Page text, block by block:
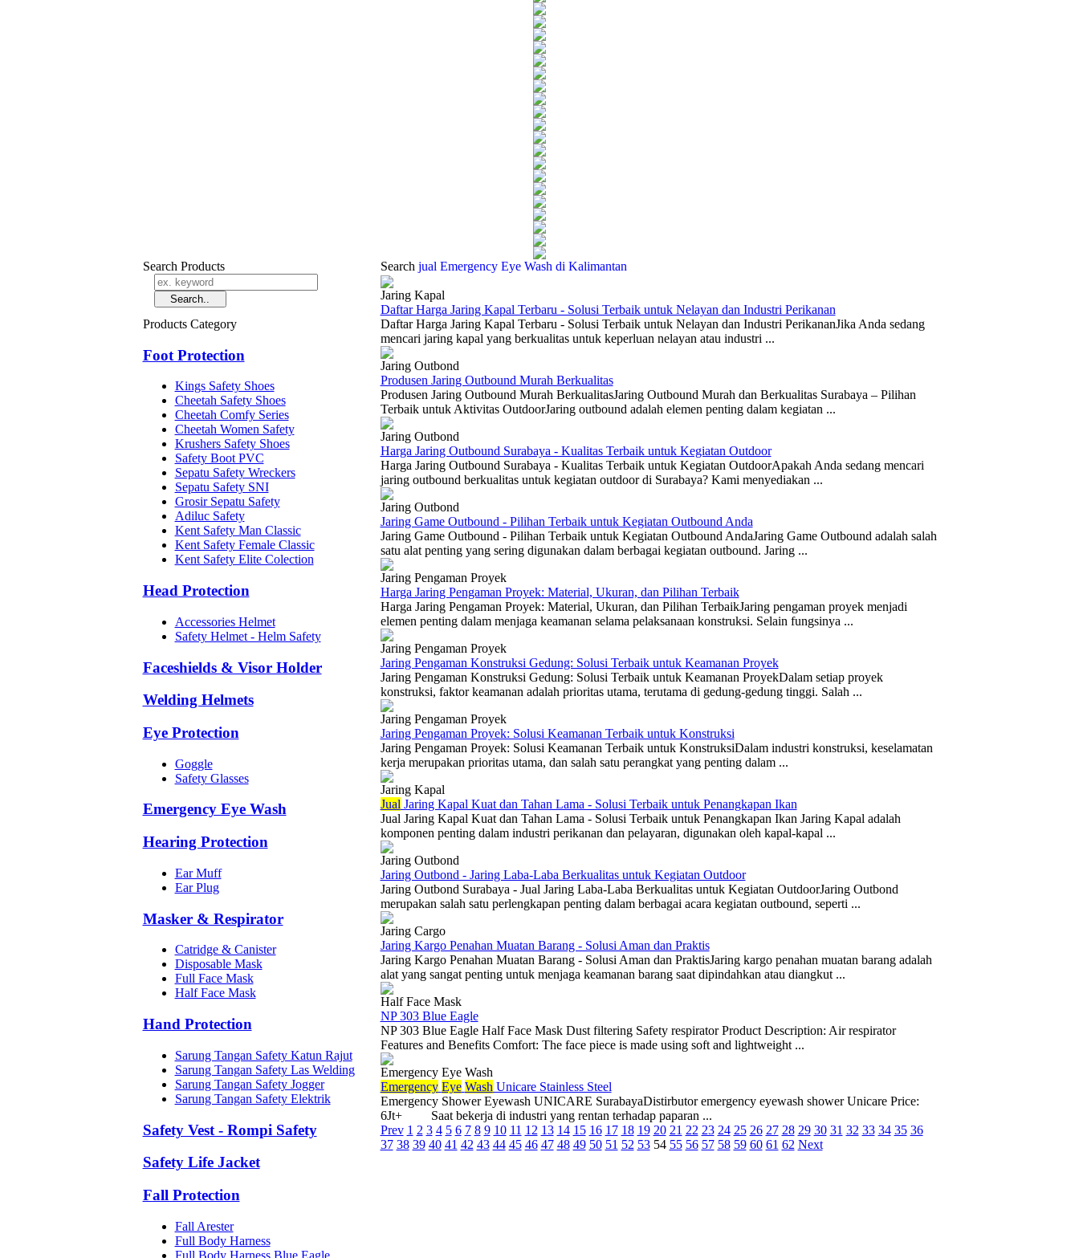
Search Products
Products Category
Foot Protection
Kings Safety Shoes
Cheetah Safety Shoes
Cheetah Comfy Series
Cheetah Women Safety
Krushers Safety Shoes
Safety Boot PVC
Sepatu Safety Wreckers
Sepatu Safety SNI
Grosir Sepatu Safety
Adiluc Safety
Kent Safety Man Classic
Kent Safety Female Classic
Kent Safety Elite Colection
Head Protection
Accessories Helmet
Safety Helmet - Helm Safety
Faceshields & Visor Holder
Welding Helmets
Eye Protection
Goggle
Safety Glasses
Emergency Eye Wash
Hearing Protection
Ear Muff
Ear Plug
Masker & Respirator
Catridge & Canister
Disposable Mask
Full Face Mask
Half Face Mask
Hand Protection
Sarung Tangan Safety Katun Rajut
Sarung Tangan Safety Las Welding
Sarung Tangan Safety Jogger
Sarung Tangan Safety Elektrik
Safety Vest - Rompi Safety
Safety Life Jacket
Fall Protection
Fall Arester
Full Body Harness
Full Body Harness Blue Eagle
Search jual Emergency Eye Wash di Kalimantan
Jaring Kapal
Daftar Harga Jaring Kapal Terbaru - Solusi Terbaik untuk Nelayan dan Industri Perikanan
Daftar Harga Jaring Kapal Terbaru - Solusi Terbaik untuk Nelayan dan Industri PerikananJika Anda sedang
mencari jaring kapal yang berkualitas untuk keperluan nelayan atau industri ...
Jaring Outbond
Produsen Jaring Outbound Murah Berkualitas
Produsen Jaring Outbound Murah BerkualitasJaring Outbound Murah dan Berkualitas Surabaya – Pilihan
Terbaik untuk Aktivitas OutdoorJaring outbound adalah elemen penting dalam kegiatan ...
Jaring Outbond
Harga Jaring Outbound Surabaya - Kualitas Terbaik untuk Kegiatan Outdoor
Harga Jaring Outbound Surabaya - Kualitas Terbaik untuk Kegiatan OutdoorApakah Anda sedang mencari
jaring outbound berkualitas untuk kegiatan outdoor di Surabaya? Kami menyediakan ...
Jaring Outbond
Jaring Game Outbound - Pilihan Terbaik untuk Kegiatan Outbound Anda
Jaring Game Outbound - Pilihan Terbaik untuk Kegiatan Outbound AndaJaring Game Outbound adalah salah
satu alat penting yang sering digunakan dalam berbagai kegiatan outbound. Jaring ...
Jaring Pengaman Proyek
Harga Jaring Pengaman Proyek: Material, Ukuran, dan Pilihan Terbaik
Harga Jaring Pengaman Proyek: Material, Ukuran, dan Pilihan TerbaikJaring pengaman proyek menjadi
elemen penting dalam menjaga keamanan selama pelaksanaan konstruksi. Selain fungsinya ...
Jaring Pengaman Proyek
Jaring Pengaman Konstruksi Gedung: Solusi Terbaik untuk Keamanan Proyek
Jaring Pengaman Konstruksi Gedung: Solusi Terbaik untuk Keamanan ProyekDalam setiap proyek
konstruksi, faktor keamanan adalah prioritas utama, terutama di gedung-gedung tinggi. Salah ...
Jaring Pengaman Proyek
Jaring Pengaman Proyek: Solusi Keamanan Terbaik untuk Konstruksi
Jaring Pengaman Proyek: Solusi Keamanan Terbaik untuk KonstruksiDalam industri konstruksi, keselamatan
kerja merupakan prioritas utama, dan salah satu perangkat yang penting dalam ...
Jaring Kapal
Jual Jaring Kapal Kuat dan Tahan Lama - Solusi Terbaik untuk Penangkapan Ikan
Jual Jaring Kapal Kuat dan Tahan Lama - Solusi Terbaik untuk Penangkapan Ikan Jaring Kapal adalah
komponen penting dalam industri perikanan dan pelayaran, digunakan oleh kapal-kapal ...
Jaring Outbond
Jaring Outbond - Jaring Laba-Laba Berkualitas untuk Kegiatan Outdoor
Jaring Outbond Surabaya - Jual Jaring Laba-Laba Berkualitas untuk Kegiatan OutdoorJaring Outbond
merupakan salah satu perlengkapan penting dalam berbagai acara kegiatan outbound, seperti ...
Jaring Cargo
Jaring Kargo Penahan Muatan Barang - Solusi Aman dan Praktis
Jaring Kargo Penahan Muatan Barang - Solusi Aman dan PraktisJaring kargo penahan muatan barang adalah
alat yang sangat penting untuk menjaga keamanan barang saat dipindahkan atau diangkut ...
Half Face Mask
NP 303 Blue Eagle
NP 303 Blue Eagle Half Face Mask Dust filtering Safety respirator Product Description: Air respirator
Features and Benefits Comfort: The face piece is made using soft and lightweight ...
Emergency Eye Wash
Emergency Eye Wash Unicare Stainless Steel
Emergency Shower Eyewash UNICARE SurabayaDistirbutor emergency eyewash shower Unicare Price:
6Jt+ Saat bekerja di industri yang rentan terhadap paparan ...
Prev 1 2 3 4 5 6 7 8 9 10 11 12 13 14 15 16 17 18 19 20 21 22 23 24 25 26 27 28 29 30 31 32 33 34 35 36
37 38 39 40 41 42 43 44 45 46 47 48 49 50 51 52 53 54 55 56 57 58 59 60 61 62 Next